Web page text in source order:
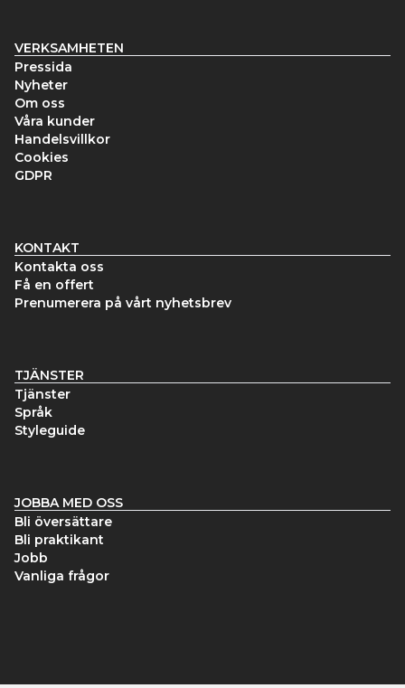
VERKSAMHETEN
Pressida
Nyheter
Om oss
Våra kunder
Handelsvillkor
Cookies
GDPR
KONTAKT
Kontakta oss
Få en offert
Prenumerera på vårt nyhetsbrev
TJÄNSTER
Tjänster
Språk
Styleguide
JOBBA MED OSS
Bli översättare
Bli praktikant
Jobb
Vanliga frågor